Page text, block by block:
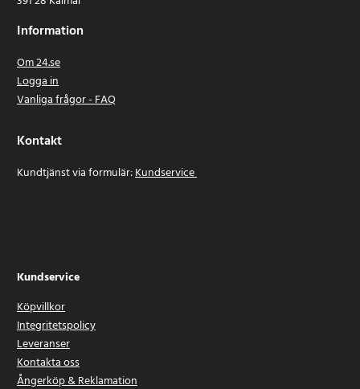
Information
Om 24.se
Logga in
Vanliga frågor - FAQ
Kontakt
Kundtjänst via formulär:Kundservice
Kundservice
Köpvillkor
Integritetspolicy
Leveranser
Kontakta oss
Ångerköp & Reklamation